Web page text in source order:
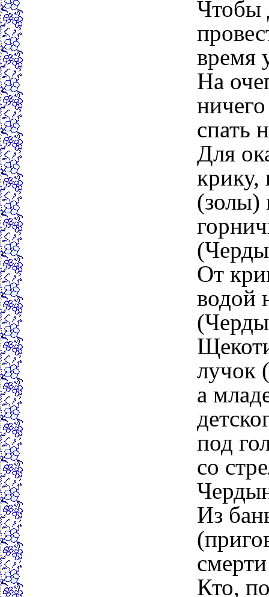
Чтобы
время
На
спать
Для
крику,
(золы)
От
водой
лучок
а
под
со
Из
Кто,